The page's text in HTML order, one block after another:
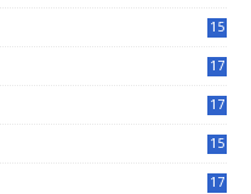
15
17
17
15
17